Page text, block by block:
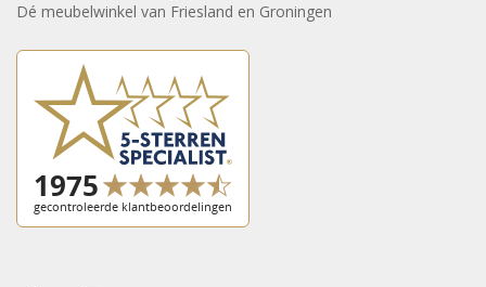
Dé meubelwinkel van Friesland en Groningen